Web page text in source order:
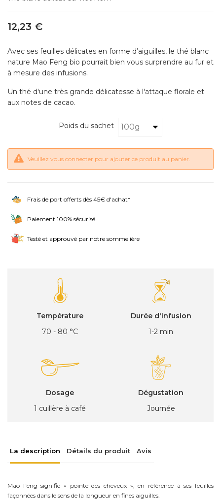
12,23 €
Avec ses feuilles délicates en forme d’aiguilles, le thé blanc
nature Mao Feng bio pourrait bien vous surprendre au fur et
à mesure des infusions.
Un thé d'une très grande délicatesse à l'attaque florale et
aux notes de cacao.
Poids du sachet
Veuillez vous connecter pour ajouter ce produit au panier.
Frais de port offerts dès 45€ d'achat*
Paiement 100% sécurisé
Testé et approuvé par notre sommelière
Température
70 - 80 °C
Durée d'infusion
1-2 min
Dosage
1 cuillère à café
Dégustation
Journée
La description Détails du produit Avis
Mao Feng signifie « pointe des cheveux », en référence à ses feuilles
façonnées dans le sens de la longueur en fines aiguilles.